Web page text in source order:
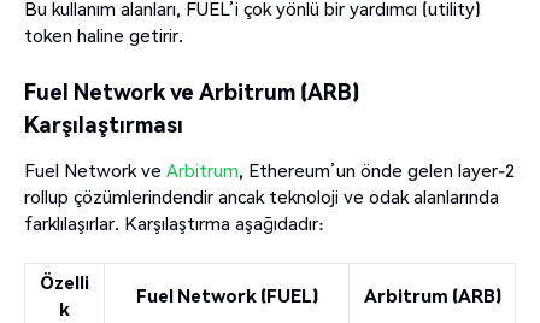
Bu kullanım alanları, FUEL’i çok yönlü bir yardımcı (utility)
token haline getirir.
Fuel Network ve Arbitrum (ARB)
Karşılaştırması
Fuel Network ve Arbitrum, Ethereum’un önde gelen layer-2
rollup çözümlerindendir ancak teknoloji ve odak alanlarında
farklılaşırlar. Karşılaştırma aşağıdadır:
Özelli
k
Fuel Network (FUEL) Arbitrum (ARB)